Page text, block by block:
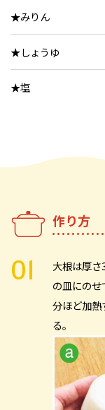
★みりん
★しょうゆ
★塩
作り方
大根は厚
の皿にの
分ほど加熱
る。